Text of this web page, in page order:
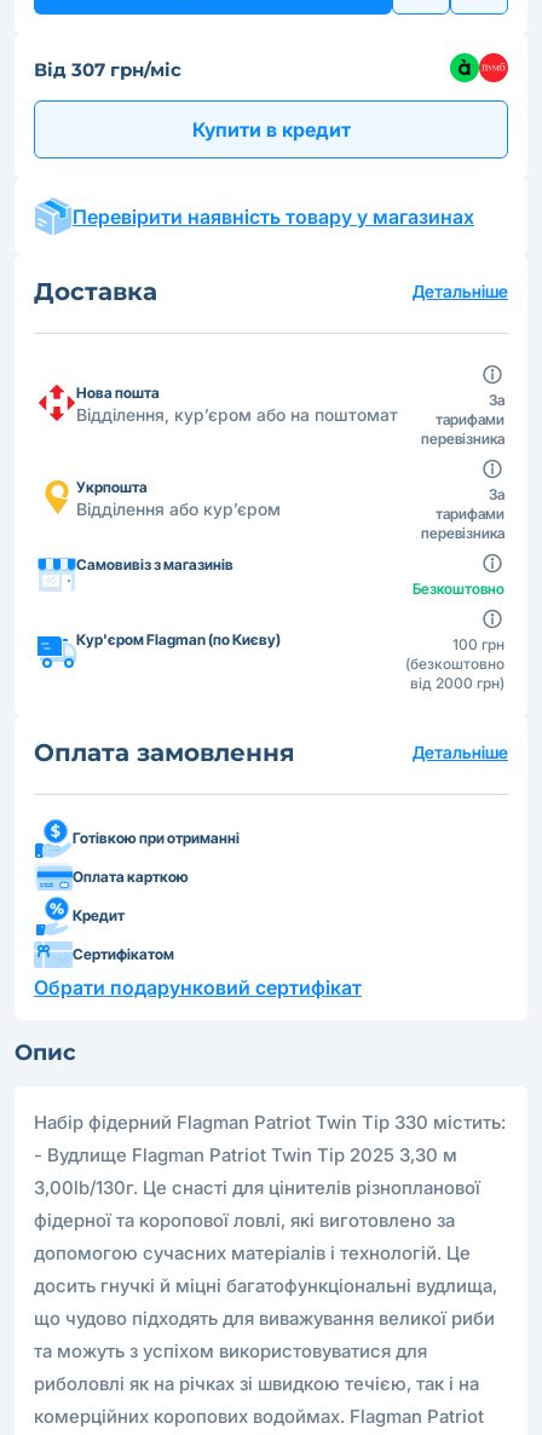
Від 307 грн/міс
Купити в кредит
Перевірити наявність товару у магазинах
Доставка Детальніше
Нова пошта
Відділення, кур’єром або на поштомат
За
тарифами
перевізника
Укрпошта
Відділення або кур’єром
За
тарифами
перевізника
Самовивіз з магазинів
Безкоштовно
Кур'єром Flagman (по Києву)
100 грн
(безкоштовно
від 2000 грн)
Оплата замовлення Детальніше
Готівкою при отриманні
Оплата карткою
Кредит
Сертифікатом
Обрати подарунковий сертифікат
Опис
Набір фідерний Flagman Patriot Twin Tip 330 містить:
- Вудлище Flagman Patriot Twin Tip 2025 3,30 м
3,00lb/130г. Це снасті для цінителів різнопланової
фідерної та коропової ловлі, які виготовлено за
допомогою сучасних матеріалів і технологій. Це
досить гнучкі й міцні багатофункціональні вудлища,
що чудово підходять для виважування великої риби
та можуть з успіхом використовуватися для
риболовлі як на річках зі швидкою течією, так і на
комерційних коропових водоймах. Flagman Patriot